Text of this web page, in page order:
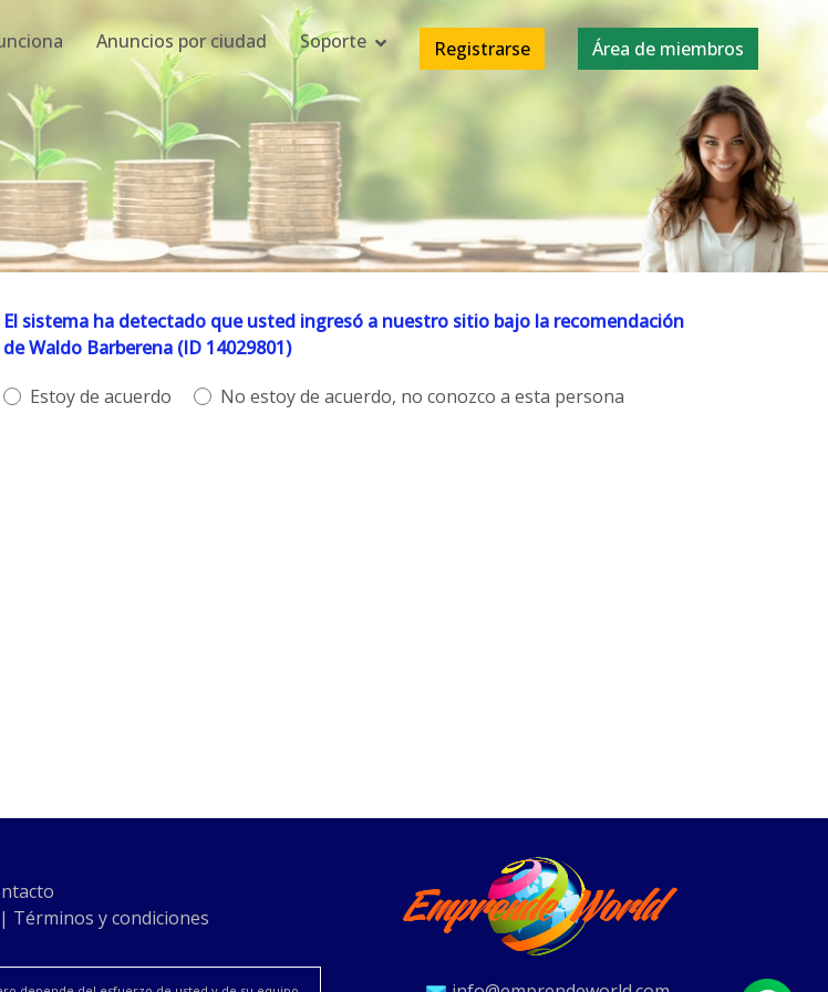
Anuncios por ciudad Soporte Registrarse Área de miembros
El sistema ha detectado que usted ingresó a nuestro sitio bajo la recomendación
de Waldo Barberena (ID 14029801)
Estoy de acuerdo
No estoy de acuerdo, no conozco a esta persona
| Términos y condiciones